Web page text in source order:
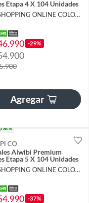
Etapa 4 X 104 Unidades
Por SHOPPING ONLINE COLOMBIA SAS
-29%
Agregar
CO
Aiwibi Premium
Etapa 5 X 104 Unidades
Por SHOPPING ONLINE COLOMBIA SAS
-37%